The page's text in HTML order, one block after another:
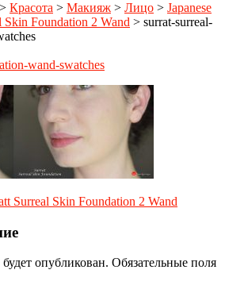
> Красота > Макияж > Лицо > Japanese
Skin Foundation 2 Wand > surrat-surreal-
wand-swatches
Surreal Skin Foundation 2 Wand
опубликован. Обязательные поля